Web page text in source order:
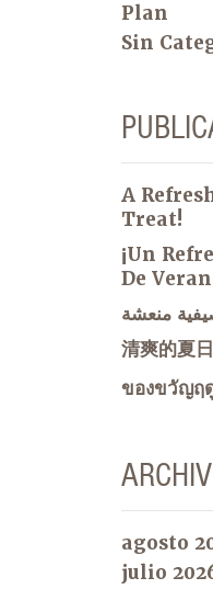
Plan
Sin
A
Treat!
¡Un
De
清爽的夏
ของขวัญฤ
agosto
julio